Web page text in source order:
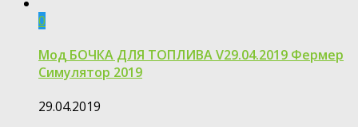
0
Мод БОЧКА ДЛЯ ТОПЛИВА V29.04.2019 Фермер
Симулятор 2019
29.04.2019